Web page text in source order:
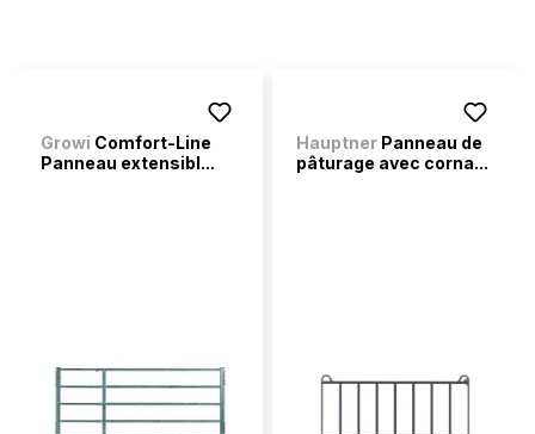
Growi Comfort-Line
Panneau extensibl...
Hauptner Panneau de
pâturage avec corna...